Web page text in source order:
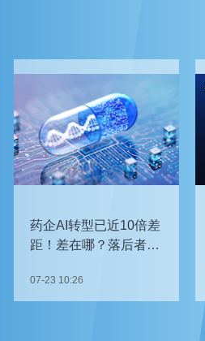
药企AI转型已近10倍差
距！差在哪？落后者该
07-23 10:26